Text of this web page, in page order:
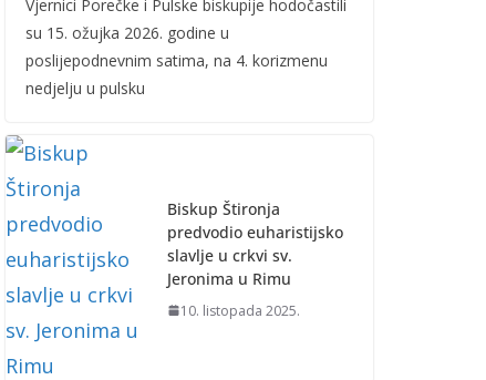
Vjernici Porečke i Pulske biskupije hodočastili
su 15. ožujka 2026. godine u
poslijepodnevnim satima, na 4. korizmenu
nedjelju u pulsku
Biskup Štironja
predvodio euharistijsko
slavlje u crkvi sv.
Jeronima u Rimu
10. listopada 2025.